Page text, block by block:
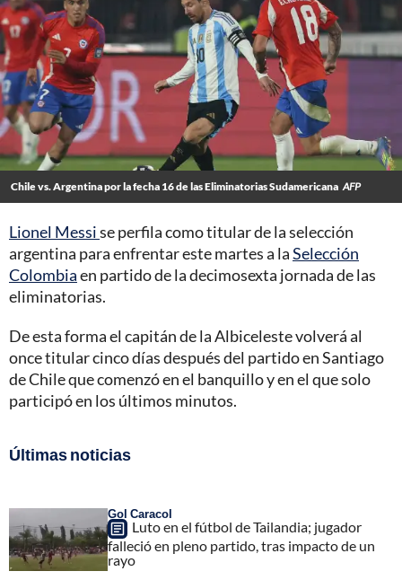
Chile vs. Argentina por la fecha 16 de las Eliminatorias Sudamericana AFP
Lionel Messise perfila como titular de la selección
argentina para enfrentar este martes a laSelección
Colombiaen partido de la decimosexta jornada de las
eliminatorias.
De esta forma el capitán de la Albiceleste volverá al
once titular cinco días después del partido en Santiago
de Chile que comenzó en el banquillo y en el que solo
participó en los últimos minutos.
Últimas noticias
Gol Caracol
Luto en el fútbol de Tailandia; jugador
falleció en pleno partido, tras impacto de un
rayo